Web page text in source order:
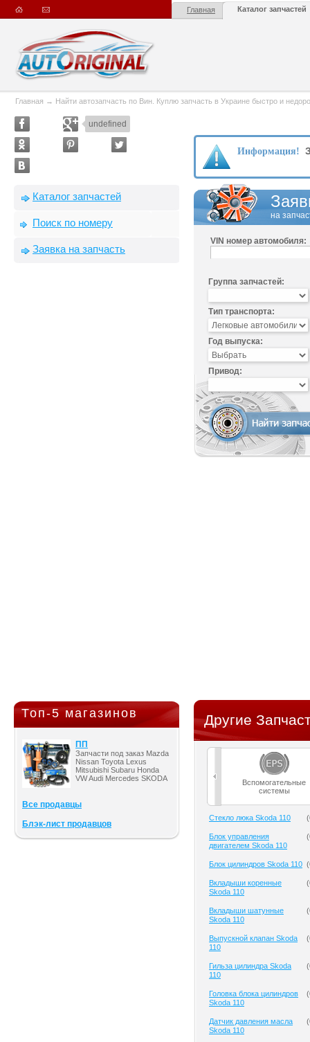
Главная Каталог запчастей
Главная → Найти автозапчасть по Вин. Куплю запчасть в Украине быстро и
undefined
Каталог запчастей
Поиск по номеру
Заявка на запчасть
Топ-5 магазинов
ПП
Запчасти под заказ Mazda
Nissan Toyota Lexus
Mitsubishi Subaru Honda
VW Audi Mercedes SKODA
Все продавцы
Блэк-лист продавцов
Информация!
на
VIN номер автомобиля:
Группа запчастей:
Тип транспорта:
Год выпуска:
Привод:
Другие
Вспомогательные
системы
Cтекло люка Skoda 110 (
Блок управления
двигателем Skoda 110
(
Блок цилиндров Skoda 110 (
Вкладыши коренные
Skoda 110
(
Вкладыши шатунные
Skoda 110
(
Выпускной клапан Skoda
110
(
Гильза цилиндра Skoda
110
(
Головка блока цилиндров
Skoda 110
(
Датчик давления масла
Skoda 110
(